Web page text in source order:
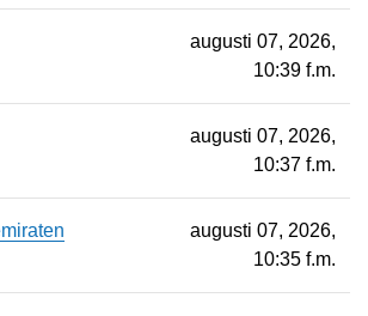
augusti 07, 2026,
10:39 f.m.
augusti 07, 2026,
10:37 f.m.
augusti 07, 2026,
10:35 f.m.